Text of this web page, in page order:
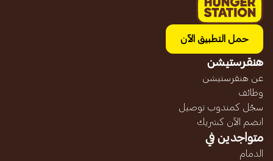
حمل التطبيق الآن
هنقرستيشن
عن هنقرستيشن
وظائف
سجّل كمندوب توصيل
انضم الآن كشريك
متواجدين في
الدمام